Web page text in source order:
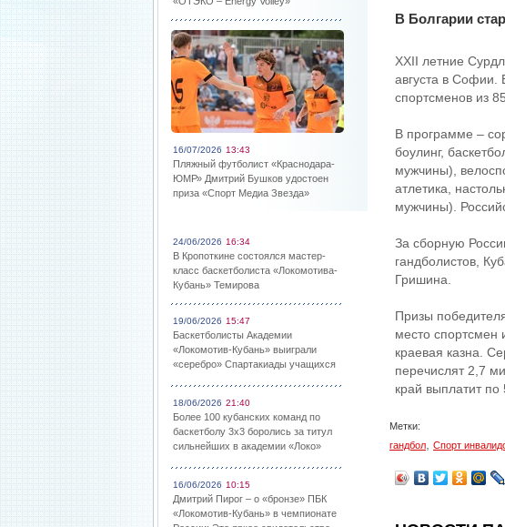
16/07/2026 13:43
Пляжный футболист «Краснодара-
ЮМР» Дмитрий Бушков удостоен
приза «Спорт Медиа Звезда»
24/06/2026 16:34
В Кропоткине состоялся мастер-
класс баскетболиста «Локомотива-
Кубань» Темирова
19/06/2026 15:47
Баскетболисты Академии
«Локомотив-Кубань» выиграли
«серебро» Спартакиады учащихся
18/06/2026 21:40
Более 100 кубанских команд по
баскетболу 3х3 боролись за титул
сильнейших в академии «Локо»
16/06/2026 10:15
Дмитрий Пирог – о «бронзе» ПБК
«Локомотив-Кубань» в чемпионате
В Болгарии
XXII летние
августа в Софии.
спортсменов из
В программе –
боулинг,
мужчины),
атлетика,
мужчины).
За сборную
гандболистов,
Гришина.
Призы
место спортсмен
краевая казна.
перечислят 2,7
край выплатит
Метки:
гандбол
Спорт